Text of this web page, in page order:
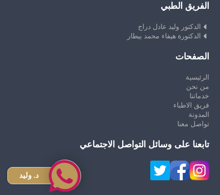
الفريق الطبي
الدكتور وليد عادل دراج
الدكتورة هيفاء محمد بيطار
الصفحات
الرئيسية
من نحن
خدماتنا
فريق الاطباء
المدونة
تواصل معنا
تابعنا على وسائل التواصل الاجتماعي
د. وليد